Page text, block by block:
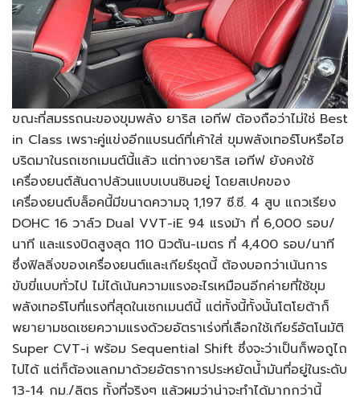
ขณะที่สมรรถนะของขุมพลัง ยาริส เอทีฟ ต้องถือว่าไม่ใช่ Best
in Class เพราะคู่แข่งอีกแบรนด์ที่เค้าใส่ ขุมพลังเทอร์โบหรือไฮ
บริดมาในรถเซกเมนต์นี้แล้ว แต่ทางยาริส เอทีฟ ยังคงใช้
เครื่องยนต์สันดาปล้วนแบบเบนซินอยู่ โดยสเปคของ
เครื่องยนต์บล็อคนี้มีขนาดความจุ 1,197 ซี.ซี. 4 สูบ แถวเรียง
DOHC 16 วาล์ว Dual VVT-iE 94 แรงม้า ที่ 6,000 รอบ/
นาที และแรงบิดสูงสุด 110 นิวตัน-เมตร ที่ 4,400 รอบ/นาที
ซึ่งฟิลลิ่งของเครื่องยนต์และเกียร์ชุดนี้ ต้องบอกว่าเน้นการ
ขับขี่แบบทั่วไป ไม่ได้เน้นความแรงอะไรเหมือนอีกค่ายที่ใช้ขุม
พลังเทอร์โบที่แรงที่สุดในเซกเมนต์นี้ แต่ทั้งนี้ทั้งนั้นโตโยต้าก็
พยายามชดเชยความแรงด้วยอัตราเร่งที่เลือกใช้เกียร์อัตโนมัติ
Super CVT-i พร้อม Sequential Shift ซึ่งจะว่าเป็นก็พอถูไถ
ไปได้ แต่ก็ต้องแลกมาด้วยอัตราการประหยัดน้ำมันที่อยู่ในระดับ
13-14 กม./ลิตร ทั้งที่จริงๆ แล้วผมว่าน่าจะทำได้มากกว่านี้